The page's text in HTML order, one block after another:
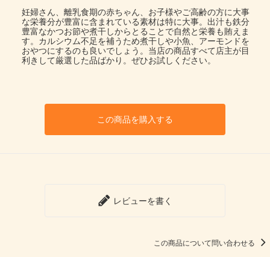
妊婦さん、離乳食期の赤ちゃん、お子様やご高齢の方に大事
な栄養分が豊富に含まれている素材は特に大事。出汁も鉄分
豊富なかつお節や煮干しからとることで自然と栄養も賄えま
す。カルシウム不足を補うため煮干しや小魚、アーモンドを
おやつにするのも良いでしょう。当店の商品すべて店主が目
利きして厳選した品ばかり。ぜひお試しください。
この商品を購入する
レビューを書く
この商品について問い合わせる